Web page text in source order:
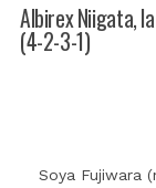
Albirex Niigata,
(4-2-3-1)
Soya Fujiwara